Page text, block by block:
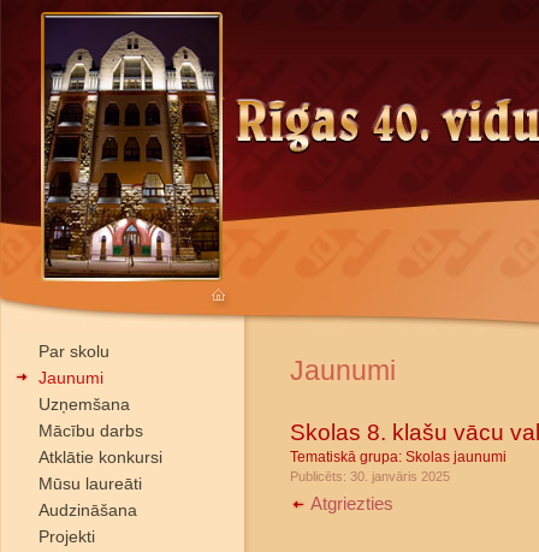
Par skolu
Jaunumi
Uzņemšana
Mācību darbs
Atklātie konkursi
Mūsu laureāti
Audzināšana
Projekti
Jaunumi
Skolas 8. klašu vācu
Tematiskā grupa: Skolas jaunumi
Publicēts: 30. janvāris 2025
Atgriezties